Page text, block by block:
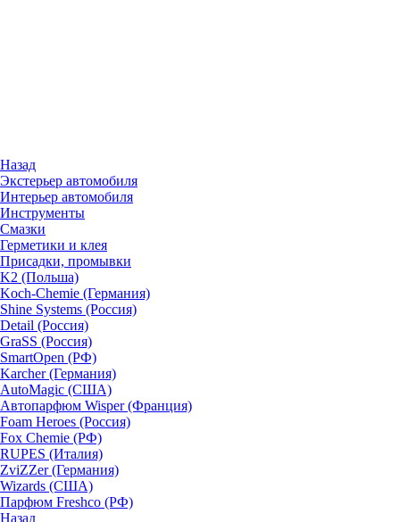
Назад
Экстерьер автомобиля
Интерьер автомобиля
Инструменты
Смазки
Герметики и клея
Присадки, промывки
K2 (Польша)
Koch-Chemie (Германия)
Shine Systems (Россия)
Detail (Россия)
GraSS (Россия)
SmartOpen (РФ)
Karcher (Германия)
AutoMagic (США)
Автопарфюм Wisper (Франция)
Foam Heroes (Россия)
Fox Chemie (РФ)
RUPES (Италия)
ZviZZer (Германия)
Wizards (США)
Парфюм Freshco (РФ)
Назад